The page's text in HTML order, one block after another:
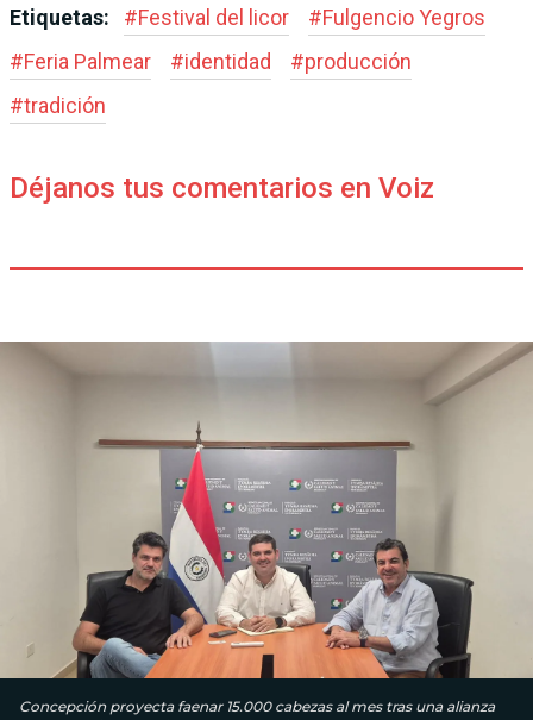
Etiquetas: #Festival del licor #Fulgencio Yegros
#Feria Palmear #identidad #producción
#tradición
Déjanos tus comentarios en Voiz
Concepción proyecta faenar 15.000 cabezas al mes tras una alianza